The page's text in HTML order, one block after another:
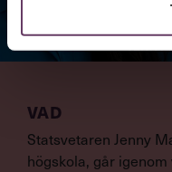
VAD
Statsvetaren Jenny
högskola, går
Jenny